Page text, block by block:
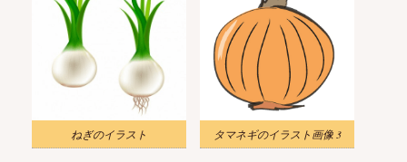
ねぎのイラスト タマネギのイラスト画像 3